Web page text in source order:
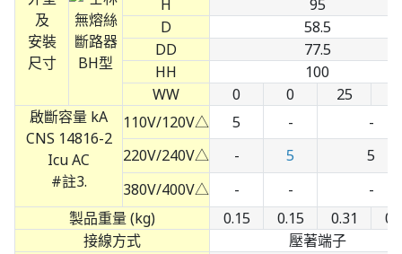
及
安裝
尺寸
H
95
D
58.5
DD
77.5
HH
100
WW
0 0 25
啟斷容量 kA
CNS 14816-2
Icu AC
#註3.
110V/120V△ 5 -
-
220V/240V△
- 5
5
380V/400V△
- -
-
製品重量 (kg)
0.15 0.15 0.31
接線方式
壓著端子